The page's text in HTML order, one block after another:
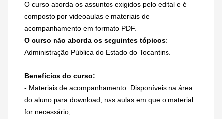
O curso aborda os assuntos exigidos pelo edital e é
composto por videoaulas e materiais de
acompanhamento em formato PDF.
O curso não aborda os seguintes tópicos:
Administração Pública do Estado do Tocantins.
Benefícios do curso:
- Materiais de acompanhamento: Disponíveis na área
do aluno para download, nas aulas em que o material
for necessário;